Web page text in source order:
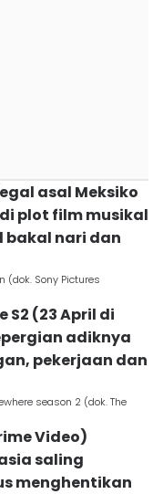
asal Meksiko
plot film musikal
bakal nari dan
(dok. Sony Pictures
S2 (23 April di
adiknya
pekerjaan dan
season 2 (dok. The
Video)
saling
menghentikan